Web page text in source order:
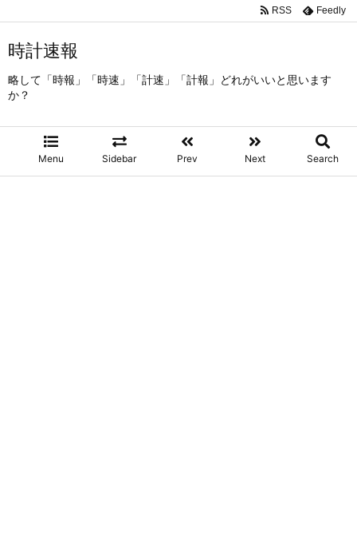
時計速報
略して「時報」「時速」「計速」「計報」どれがいいと思います
か？
Menu Sidebar Prev Next Search
RSS Feedly